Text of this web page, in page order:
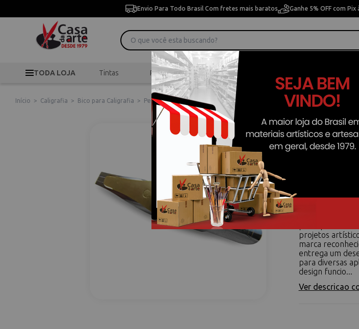
Envio Para Todo Brasil Com fretes mais baratos Ganhe 5% OFF com
TODA LOJA Tintas Pincéis Desenho
Início > Caligrafia > Bico para Caligrafia > Pena Caligrafia Speedball C1 30210 Speedball
Pena
Speedball
Bico de pena
projetos
marca
entrega um
para diversas
design funcio...
Ver descricao